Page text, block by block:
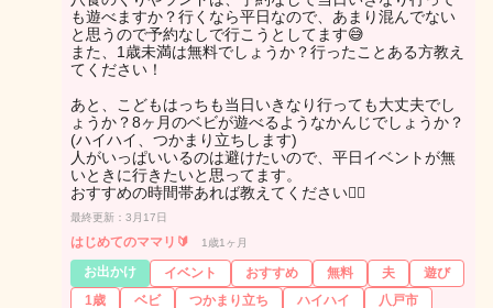
も遊べますか？行くなら平日なので、あまり混んでない
と思うので予約なしで行こうとしてます😅
また、1歳未満は無料でしょうか？行ったことある方教え
てください！
あと、こどもはっちも当日いきなり行っても大丈夫でし
ょうか？8ヶ月のベビが遊べるようなかんじでしょうか？
(ハイハイ、つかまり立ちします)
人がいっぱいいるのは避けたいので、平日イベントが無
いときに行きたいと思ってます。
おすすめの時間帯あれば教えてください🙇‍♀️
最終更新：3月17日
はじめてのママリ🔰 1歳1ヶ月
お出かけ イベント おすすめ 無料 夫
遊び
1歳
ベビ つかまり立ち ハイハイ 八戸市